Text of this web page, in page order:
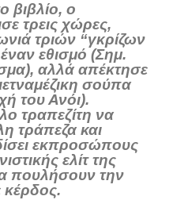
βιβλίο, ο
τρεις χώρες,
τριών “γκρίζων
εθισμό (Σημ.
αλλά απέκτησε
σούπα
του Ανόι).
τραπεζίτη να
τράπεζα και
εκπροσώπους
ελίτ της
πουλήσουν την
κέρδος.